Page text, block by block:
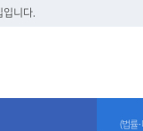
입니다.
(법률